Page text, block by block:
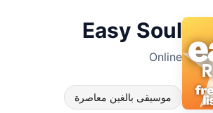
Easy Soul
Online
موسيقى بالغين معاصرة